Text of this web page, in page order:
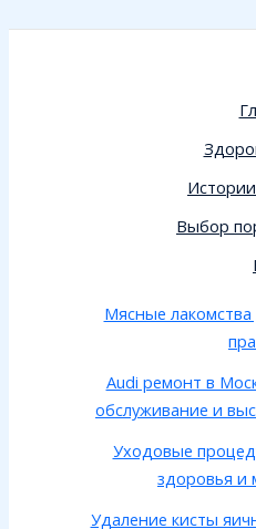
Выбор
Мясные лакомства
Audi ремонт в
обслуживание и
Уходовые
здоровья и
Удаление кисты